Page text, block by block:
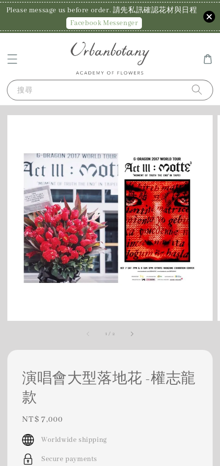
Please message us before order. 請先私訊確認花材與日程
Facebook Messenger
搜尋
1 / 2
演唱會大型落地花 -權志龍
款
Regular
price
NT$ 7,000
Worldwide shipping
Secure payments